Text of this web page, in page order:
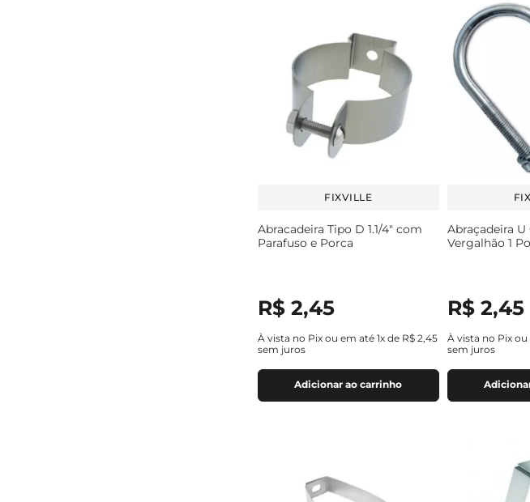
FIXVILLE
Abracadeira Tipo D 1.1/4" com
Parafuso e Porca
R$ 2,45
À vista no Pix ou em até 1x de R$ 2,45
sem juros
Adicionar ao carrinho
Abraçadeira U
Vergalhão 1
R$ 2,45
À vista no Pix
sem juros